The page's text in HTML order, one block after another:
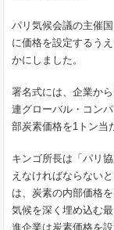
パリ気候会議の主催
に価格を設定するう
かにしました。
署名式には、企業か
連グローバル・コン
部炭素価格を1トン当
キンゴ所長は「パリ
えなければならない
は、炭素の内部価格
気候を深く埋め込む
進企業は炭素価格を